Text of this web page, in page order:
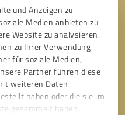
und Anzeigen zu
Medien anbieten zu
Website zu analysieren.
zu Ihrer Verwendung
für soziale Medien,
Partner führen diese
weiteren Daten
haben oder die sie im
gesammelt haben.